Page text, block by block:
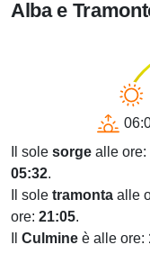
Alba e
Il sole sorge alle ore:
05:32.
Il sole tramonta alle
ore: 21:05.
Culmine è alle ore: